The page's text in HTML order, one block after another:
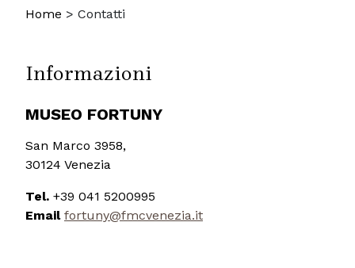
Home > Contatti
Informazioni
MUSEO FORTUNY
San Marco 3958,
30124 Venezia
Tel. +39 041 5200995
Email fortuny@fmcvenezia.it